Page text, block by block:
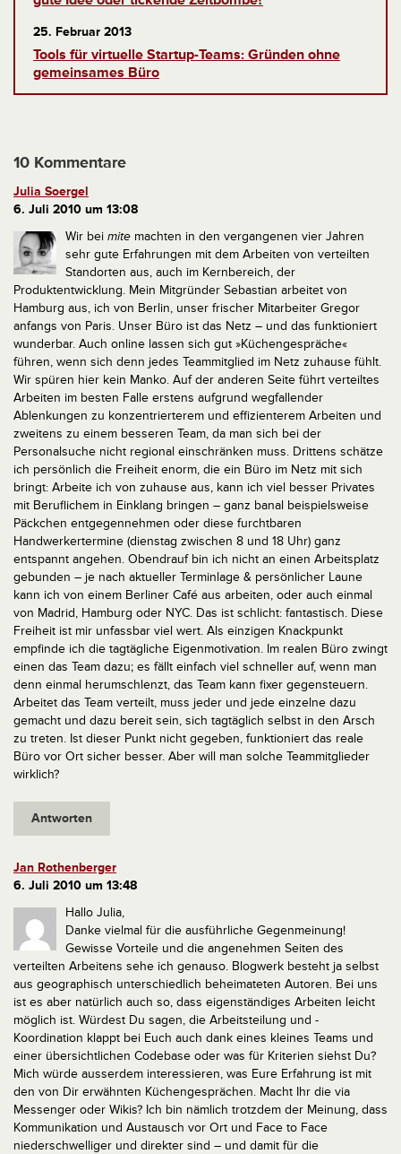
25. Februar 2013
Tools für virtuelle Startup-Teams: Gründen ohne
gemeinsames Büro
10 Kommentare
Julia Soergel
6. Juli 2010 um 13:08
Wir bei mite machten in den vergangenen vier Jahren
sehr gute Erfahrungen mit dem Arbeiten von verteilten
Standorten aus, auch im Kernbereich, der
Produktentwicklung. Mein Mitgründer Sebastian arbeitet von
Hamburg aus, ich von Berlin, unser frischer Mitarbeiter Gregor
anfangs von Paris. Unser Büro ist das Netz – und das funktioniert
wunderbar. Auch online lassen sich gut »Küchengespräche«
führen, wenn sich denn jedes Teammitglied im Netz zuhause fühlt.
Wir spüren hier kein Manko. Auf der anderen Seite führt verteiltes
Arbeiten im besten Falle erstens aufgrund wegfallender
Ablenkungen zu konzentrierterem und effizienterem Arbeiten und
zweitens zu einem besseren Team, da man sich bei der
Personalsuche nicht regional einschränken muss. Drittens schätze
ich persönlich die Freiheit enorm, die ein Büro im Netz mit sich
bringt: Arbeite ich von zuhause aus, kann ich viel besser Privates
mit Beruflichem in Einklang bringen – ganz banal beispielsweise
Päckchen entgegennehmen oder diese furchtbaren
Handwerkertermine (dienstag zwischen 8 und 18 Uhr) ganz
entspannt angehen. Obendrauf bin ich nicht an einen Arbeitsplatz
gebunden – je nach aktueller Terminlage & persönlicher Laune
kann ich von einem Berliner Café aus arbeiten, oder auch einmal
von Madrid, Hamburg oder NYC. Das ist schlicht: fantastisch. Diese
Freiheit ist mir unfassbar viel wert. Als einzigen Knackpunkt
empfinde ich die tagtägliche Eigenmotivation. Im realen Büro zwingt
einen das Team dazu; es fällt einfach viel schneller auf, wenn man
denn einmal herumschlenzt, das Team kann fixer gegensteuern.
Arbeitet das Team verteilt, muss jeder und jede einzelne dazu
gemacht und dazu bereit sein, sich tagtäglich selbst in den Arsch
zu treten. Ist dieser Punkt nicht gegeben, funktioniert das reale
Büro vor Ort sicher besser. Aber will man solche Teammitglieder
wirklich?
Antworten
Jan Rothenberger
6. Juli 2010 um 13:48
Hallo Julia,
Danke vielmal für die ausführliche Gegenmeinung!
Gewisse Vorteile und die angenehmen Seiten des
verteilten Arbeitens sehe ich genauso. Blogwerk besteht ja selbst
aus geographisch unterschiedlich beheimateten Autoren. Bei uns
ist es aber natürlich auch so, dass eigenständiges Arbeiten leicht
möglich ist. Würdest Du sagen, die Arbeitsteilung und -
Koordination klappt bei Euch auch dank eines kleines Teams und
einer übersichtlichen Codebase oder was für Kriterien siehst Du?
Mich würde ausserdem interessieren, was Eure Erfahrung ist mit
den von Dir erwähnten Küchengesprächen. Macht Ihr die via
Messenger oder Wikis? Ich bin nämlich trotzdem der Meinung, dass
Kommunikation und Austausch vor Ort und Face to Face
niederschwelliger und direkter sind – und damit für die